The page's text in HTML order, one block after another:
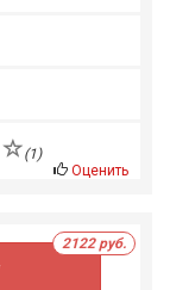
(1)
Оценить
2122 руб.